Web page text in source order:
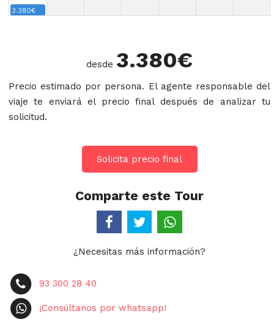
3.380€
desde 3.380€
Precio estimado por persona. El agente responsable del
viaje te enviará el precio final después de analizar tu
solicitud.
Solicita precio final
Comparte este Tour
¿Necesitas más información?
93 300 28 40
¡Consúltanos por whatsapp!